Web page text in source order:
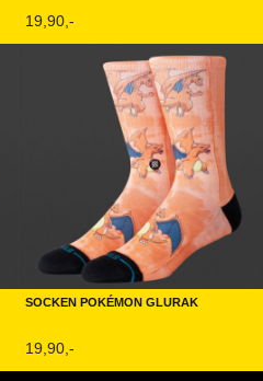
19,90,-
Socken Pokémon Glurak
19,90,-